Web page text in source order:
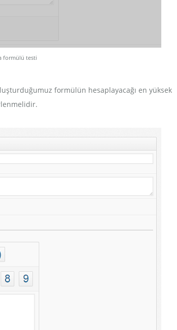
formülü testi
formülün hesaplayacağı en yüksek